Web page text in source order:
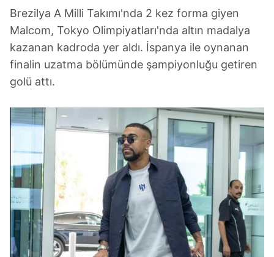
Brezilya A Milli Takımı'nda 2 kez forma giyen
Malcom, Tokyo Olimpiyatları'nda altın madalya
kazanan kadroda yer aldı. İspanya ile oynanan
finalin uzatma bölümünde şampiyonluğu getiren
golü attı.